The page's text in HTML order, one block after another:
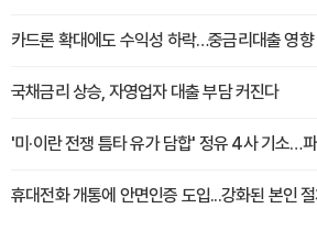
카드론 확대에도 수익성 하락…중금리대출 영향
국채금리 상승, 자영업자 대출 부담 커진다
'미·이란 전쟁 틈타 유가 담합' 정유 4사 기소…
휴대전화 개통에 안면인증 도입...강화된 본인